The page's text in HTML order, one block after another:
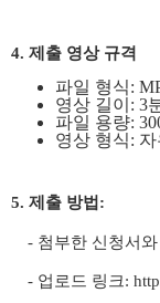
4. 제출 영상 규격
파일 형식:
영상 길이: 3
파일 용량:
영상 형식: 자
5. 제출 방법:
- 첨부한 신청서
- 업로드 링크: